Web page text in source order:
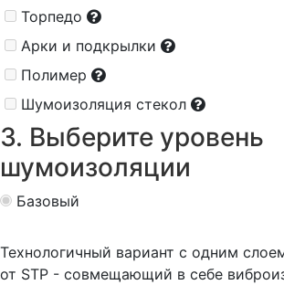
Торпедо
Арки и подкрылки
Полимер
Шумоизоляция стекол
3. Выберите уровень
шумоизоляции
Базовый
Технологичный вариант с одним
от STP - совмещающий в себе